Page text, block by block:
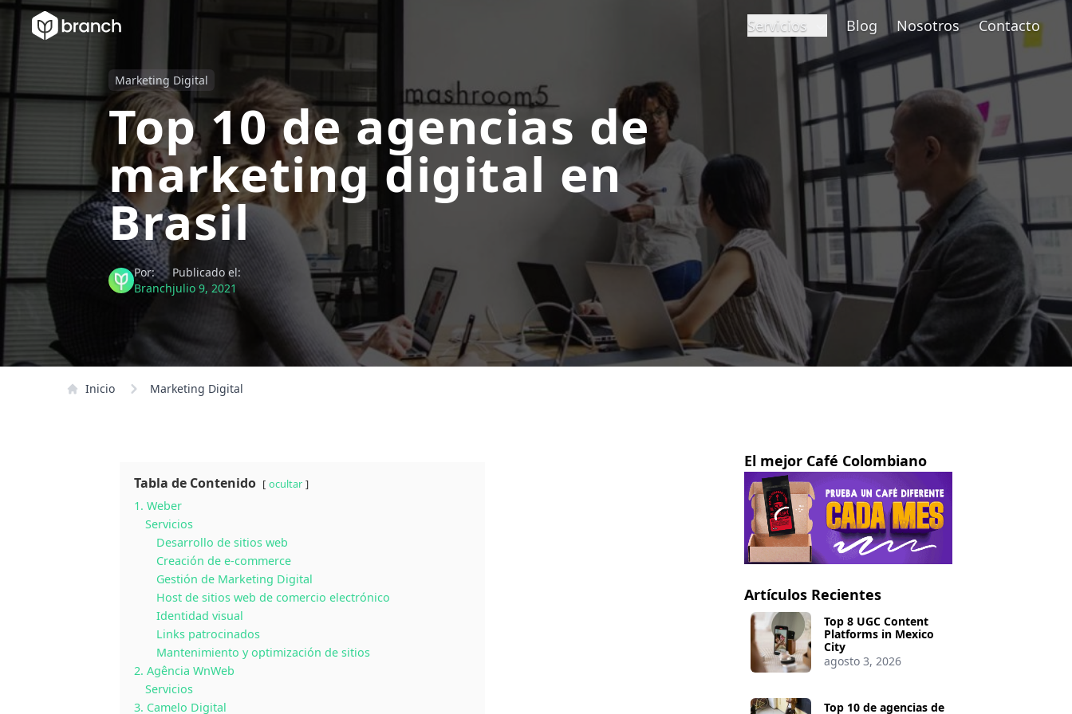
Servicios Blog Nosotros Contacto
Marketing Digital
Top 10 de agencias de
marketing digital en
Brasil
Por:
Branch
Publicado el:
julio 9, 2021
Inicio Marketing Digital
Tabla de Contenido ocultar
1. Weber
Servicios
Desarrollo de sitios web
Creación de e-commerce
Gestión de Marketing Digital
Host de sitios web de comercio electrónico
Identidad visual
Links patrocinados
Mantenimiento y optimización de sitios
2. Agência WnWeb
Servicios
3. Camelo Digital
El mejor Café Colombiano
Artículos Recientes
Top 8 UGC Content
Platforms in Mexico
City
agosto 3, 2026
Top 10 de agencias de